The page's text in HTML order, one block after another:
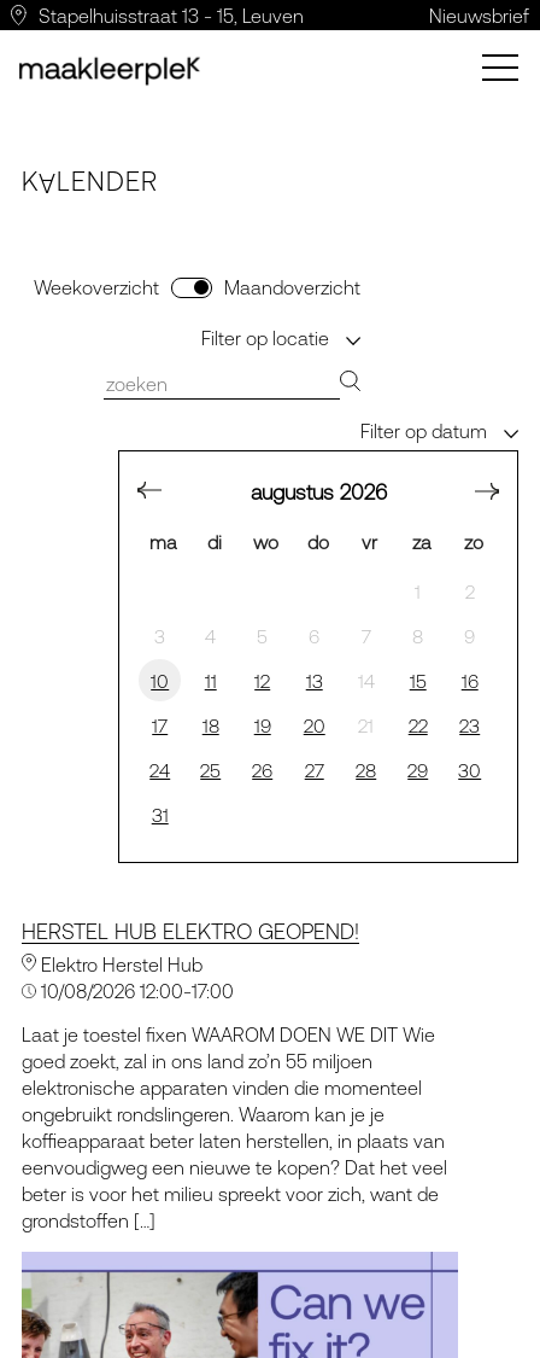
Stapelhuisstraat 13 - 15, Leuven Nieuwsbrief
KALENDER
Weekoverzicht Maandoverzicht
Filter op locatie
Filter op datum
augustus 2026
ma di wo do vr za zo
1 2
3 4 5 6 7 8 9
10 11 12 13 14 15 16
17 18 19 20 21 22 23
24 25 26 27 28 29 30
31
HERSTEL HUB ELEKTRO GEOPEND!
Elektro Herstel Hub
10/08/2026 12:00-17:00
Laat je toestel fixen WAAROM DOEN WE DIT Wie
goed zoekt, zal in ons land zo’n 55 miljoen
elektronische apparaten vinden die momenteel
ongebruikt rondslingeren. Waarom kan je je
koffieapparaat beter laten herstellen, in plaats van
eenvoudigweg een nieuwe te kopen? Dat het veel
beter is voor het milieu spreekt voor zich, want de
grondstoffen […]